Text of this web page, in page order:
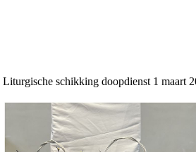
Liturgische schikking doopdienst 1 maart